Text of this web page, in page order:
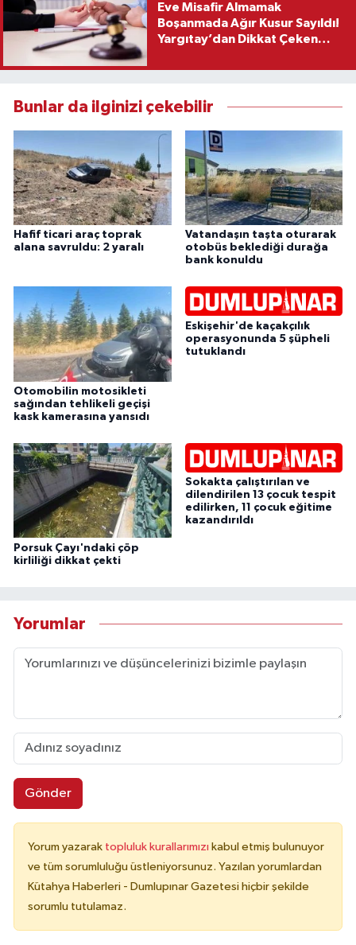
Eve Misafir Almamak
Boşanmada Ağır Kusur Sayıldı!
Yargıtay’dan Dikkat Çeken
Bunlar da ilginizi çekebilir
Hafif ticari araç toprak
alana savruldu: 2 yaralı
Vatandaşın taşta oturarak
otobüs beklediği durağa
bank konuldu
Otomobilin motosikleti
sağından tehlikeli geçişi
kask kamerasına yansıdı
Eskişehir'de kaçakçılık
operasyonunda 5 şüpheli
tutuklandı
Porsuk Çayı'ndaki çöp
kirliliği dikkat çekti
Sokakta çalıştırılan ve
dilendirilen 13 çocuk tespit
edilirken, 11 çocuk eğitime
kazandırıldı
Yorumlar
Gönder
Yorum yazarak topluluk kurallarımızı kabul etmiş bulunuyor
ve tüm sorumluluğu üstleniyorsunuz. Yazılan yorumlardan
Kütahya Haberleri - Dumlupınar Gazetesi hiçbir şekilde
sorumlu tutulamaz.